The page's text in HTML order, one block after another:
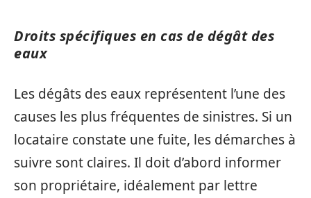
Droits spécifiques en cas de dégât des
eaux
Les dégâts des eaux représentent l’une des
causes les plus fréquentes de sinistres. Si un
locataire constate une fuite, les démarches à
suivre sont claires. Il doit d’abord informer
son propriétaire, idéalement par lettre